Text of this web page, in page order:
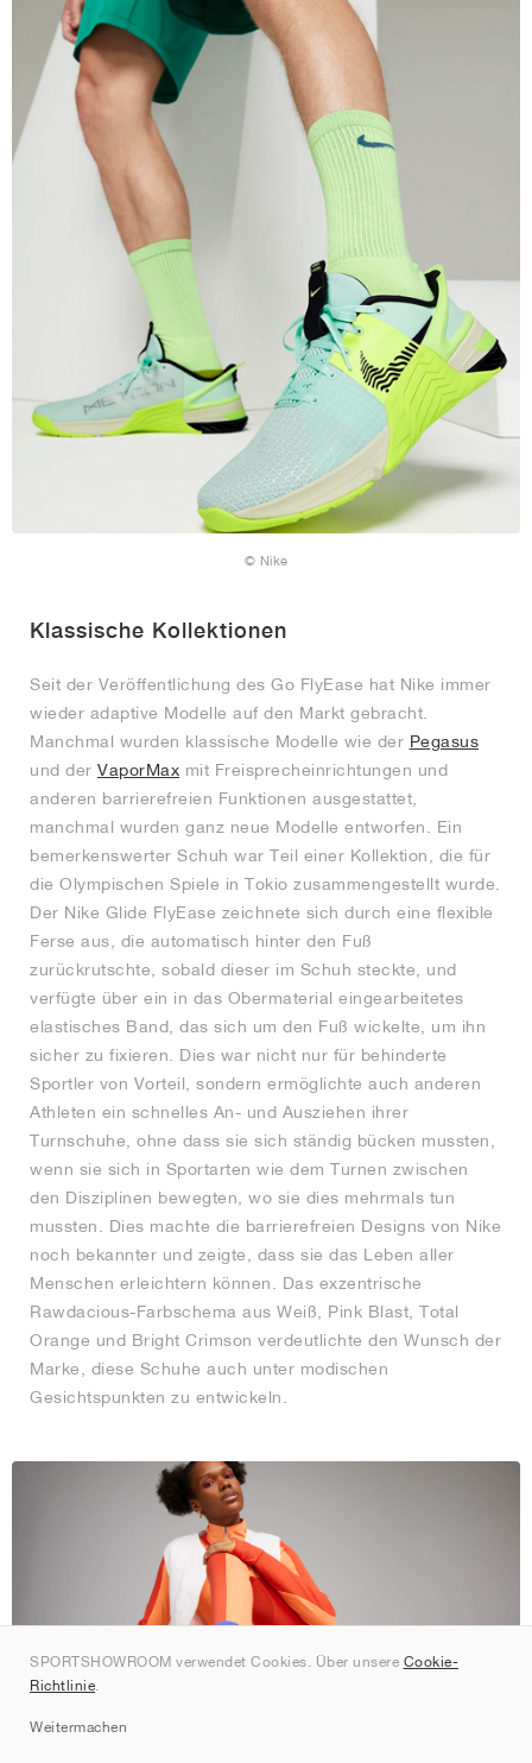
© Nike
Klassische Kollektionen
Seit der Veröffentlichung des Go FlyEase hat Nike immer
wieder adaptive Modelle auf den Markt gebracht.
Manchmal wurden klassische Modelle wie der Pegasus
und der VaporMax mit Freisprecheinrichtungen und
anderen barrierefreien Funktionen ausgestattet,
manchmal wurden ganz neue Modelle entworfen. Ein
bemerkenswerter Schuh war Teil einer Kollektion, die für
die Olympischen Spiele in Tokio zusammengestellt wurde.
Der Nike Glide FlyEase zeichnete sich durch eine flexible
Ferse aus, die automatisch hinter den Fuß
zurückrutschte, sobald dieser im Schuh steckte, und
verfügte über ein in das Obermaterial eingearbeitetes
elastisches Band, das sich um den Fuß wickelte, um ihn
sicher zu fixieren. Dies war nicht nur für behinderte
Sportler von Vorteil, sondern ermöglichte auch anderen
Athleten ein schnelles An- und Ausziehen ihrer
Turnschuhe, ohne dass sie sich ständig bücken mussten,
wenn sie sich in Sportarten wie dem Turnen zwischen
den Disziplinen bewegten, wo sie dies mehrmals tun
mussten. Dies machte die barrierefreien Designs von Nike
noch bekannter und zeigte, dass sie das Leben aller
Menschen erleichtern können. Das exzentrische
Rawdacious-Farbschema aus Weiß, Pink Blast, Total
Orange und Bright Crimson verdeutlichte den Wunsch der
Marke, diese Schuhe auch unter modischen
Gesichtspunkten zu entwickeln.
SPORTSHOWROOM verwendet Cookies. Über unsere Cookie-
Richtlinie.
Weitermachen